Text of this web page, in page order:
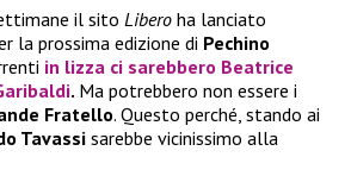
il sito Libero ha lanciato
la prossima edizione di Pechino
in lizza ci sarebbero Beatrice
. Ma potrebbero non essere i
Fratello. Questo perché, stando ai
Tavassi sarebbe vicinissimo alla